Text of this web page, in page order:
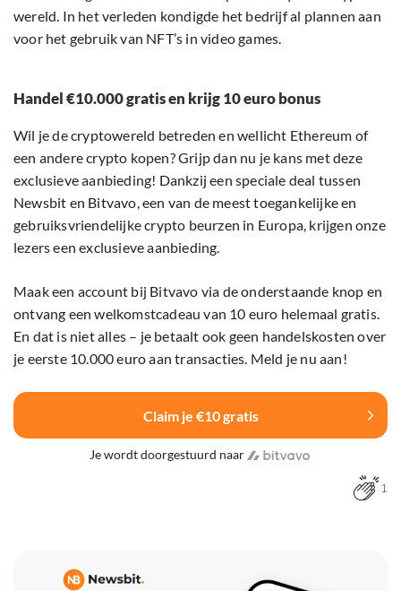
wereld. In het verleden kondigde het bedrijf al plannen aan
voor het gebruik van NFT’s in video games.
Handel €10.000 gratis en krijg 10 euro bonus
Wil je de cryptowereld betreden en wellicht Ethereum of
een andere crypto kopen? Grijp dan nu je kans met deze
exclusieve aanbieding! Dankzij een speciale deal tussen
Newsbit en Bitvavo, een van de meest toegankelijke en
gebruiksvriendelijke crypto beurzen in Europa, krijgen onze
lezers een exclusieve aanbieding.
Maak een account bij Bitvavo via de onderstaande knop en
ontvang een welkomstcadeau van 10 euro helemaal gratis.
En dat is niet alles – je betaalt ook geen handelskosten over
je eerste 10.000 euro aan transacties. Meld je nu aan!
Claim je €10 gratis
Je wordt doorgestuurd naar
1